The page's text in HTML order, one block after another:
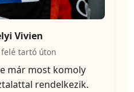
Vivien
felé tartó úton
már most komoly
rendelkezik.